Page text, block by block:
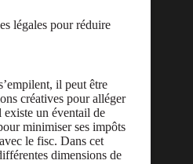
légales pour réduire
il peut être
créatives pour alléger
existe un éventail de
minimiser ses impôts
le fisc. Dans cet
dimensions de